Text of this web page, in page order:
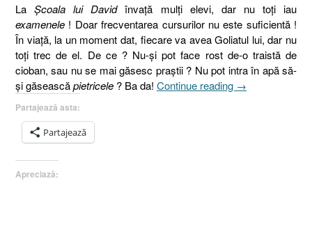
LaŞcoala lui Davidînvaţă mulţi elevi, dar nu toţi iau
examenele ! Doar frecventarea cursurilor nu este suficientă !
În viaţă, la un moment dat, fiecare va avea Goliatul lui, dar nu
toţi trec de el. De ce ? Nu-şi pot face rost de-o traistă de
cioban, sau nu se mai găsesc praştii ? Nu pot intra în apă să-
şi găseascăpietricele ? Ba da! Continue reading „Isaia
→
Partajează asta:
Partajează
Apreciază: